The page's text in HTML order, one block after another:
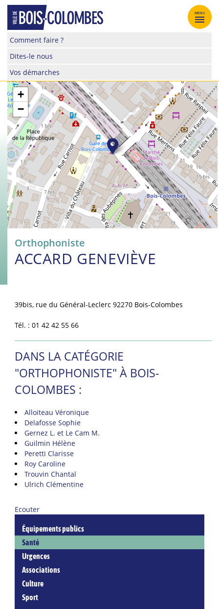
Skip
content
Site
de
la
de
Bois-
Colombes
Comment faire ?
Dites-le nous
Vos démarches
MENU
+
−
Orthophoniste
ACCARD GENEVIÈVE
39bis, rue du Général-Leclerc 92270 Bois-Colombes
Tél. : 01 42 42 55 66
DANS LA CATÉGORIE
"ORTHOPHONISTE" À BOIS-
COLOMBES :
Alloiteau Véronique
Delafosse Sophie
Gernez L. et Le Cam M.
Guilmin Hélène
Peretti Clarisse
Roy Caroline
Trouvin Chantal
Ulrich Clémentine
Ecouter
Équipements publics
Santé
Urgences
Associations
Culture
Sport